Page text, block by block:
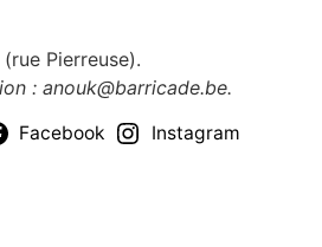
Pierreuse).
: anouk@barricade.be.
Facebook Instagram